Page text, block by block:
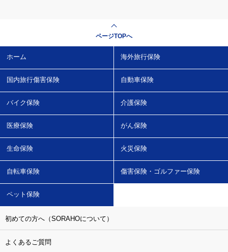
ページTOPへ
ホーム 海外旅行保険
国内旅行傷害保険 自動車保険
バイク保険 介護保険
医療保険 がん保険
生命保険 火災保険
自転車保険 傷害保険・ゴルファー保険
ペット保険
初めての方へ（SORAHOについて）
よくあるご質問